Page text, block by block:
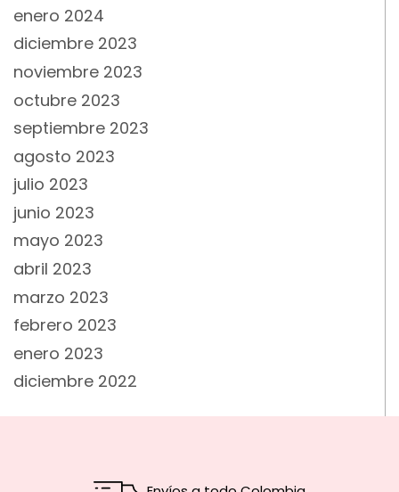
enero 2024
diciembre 2023
noviembre 2023
octubre 2023
septiembre 2023
agosto 2023
julio 2023
junio 2023
mayo 2023
abril 2023
marzo 2023
febrero 2023
enero 2023
diciembre 2022